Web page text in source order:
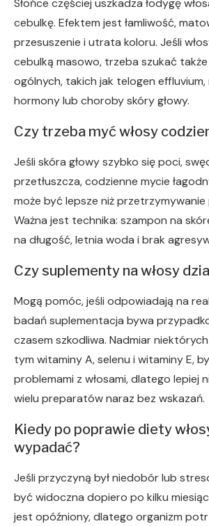
cebulkę. Efektem jest łamliwość,
przesuszenie i utrata koloru. Jeśli
cebulką masowo, trzeba szukać
ogólnych, takich jak telogen
hormony lub choroby skóry głowy.
Czy trzeba myć włosy
Jeśli skóra głowy szybko się poci,
przetłuszcza, codzienne mycie
może być lepsze niż
Ważna jest technika: szampon na
na długość, letnia woda i brak
Czy suplementy na włosy
Mogą pomóc, jeśli odpowiadają na
badań suplementacja bywa
czasem szkodliwa. Nadmiar
tym witaminy A, selenu i witaminy E,
problemami z włosami, dlatego lepiej
wielu preparatów naraz bez wskazań.
Kiedy po poprawie diety
wypadać?
Jeśli przyczyną był niedobór lub
być widoczna dopiero po kilku
jest opóźniony, dlatego organizm